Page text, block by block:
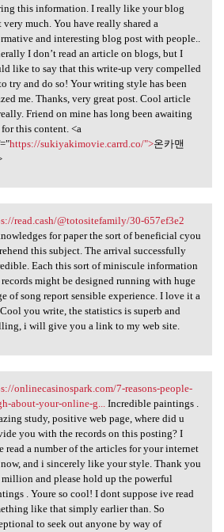
this information. I really like your blog
very much. You have really shared a
and interesting blog post with people..
I don’t read an article on blogs, but I
like to say that this write-up very compelled
try and do so! Your writing style has been
me. Thanks, very great post. Cool article
Friend on mine has long been awaiting
this content. <a
https://sukiyakimovie.carrd.co/">온카맨
read.cash/
read.cash/@totositefamily/30-657ef3e2
for paper the sort of beneficial cyou
this subject. The arrival successfully
Each this sort of miniscule information
records might be designed running with huge
of song report sensible experience. I love it a
you write, the statistics is superb and
i will give you a link to my web site.
onlinecasinospark.com
onlinecasinospark.com/7-reasons-people-
about-your-online-g...Incredible paintings .
study, positive web page, where did u
you with the records on this posting? I
read a number of the articles for your internet
and i sincerely like your style. Thank you
million and please hold up the powerful
. Youre so cool! I dont suppose ive read
like that simply earlier than. So
to seek out anyone by way of